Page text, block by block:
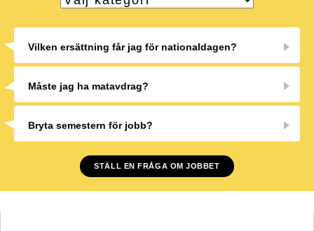
Vilken ersättning får jag för nationaldagen?
Måste jag ha matavdrag?
Bryta semestern för jobb?
STÄLL EN FRÅGA OM JOBBET